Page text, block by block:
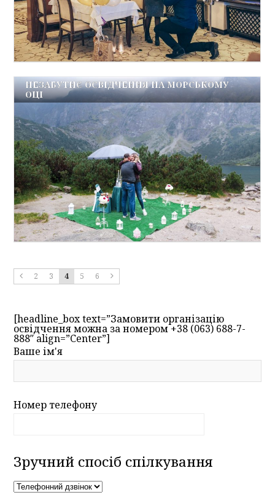
НЕЗАБУТНЄ ОСВІДЧЕННЯ НА МОРСЬКОМУ
ОЦІ
2 3 4 5 6
[headline_box text=”Замовити організацію
освідчення можна за номером +38 (063) 688-7-
888″ align=”Center”]
Ваше ім'я
Номер телефону
Зручний спосіб спілкування